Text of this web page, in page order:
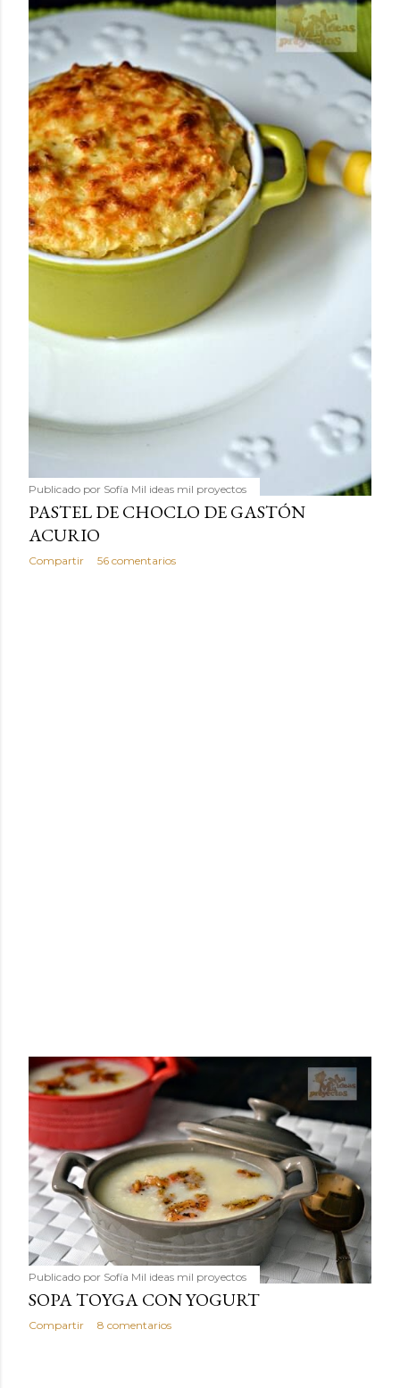
por completo tu forma de ver las legumbres. Olvídate de
asociar las alubias únicamente a los guisos tradicionales y
copiosos de invierno. Con esta receta simple pero
revolucionaria, transformaremos un ingrediente tan
humilde como la alubia de La Bañeza en un snack ligero,
dorado, cargado de proteína y 100% natural. Es el
sustituto perfecto a los frutos se...
Publicado por Sofía Mil ideas mil proyectos
PASTEL DE CHOCLO DE GASTÓN
ACURIO
Compartir 56 comentarios
Publicado por Sofía Mil ideas mil proyectos
SOPA TOYGA CON YOGURT
Compartir 8 comentarios